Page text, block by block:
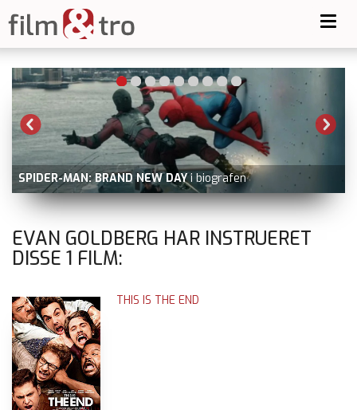
SPIDER-MAN: BRAND NEW DAY i biografen
EVAN GOLDBERG HAR INSTRUERET
DISSE 1 FILM:
THIS IS THE END